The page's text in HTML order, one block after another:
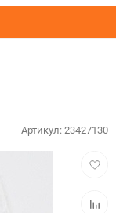
Артикул:23427130